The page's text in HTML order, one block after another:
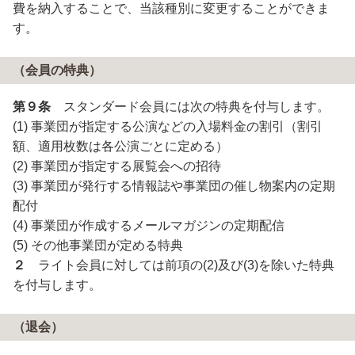
費を納入することで、当該種別に変更することができま
す。
（会員の特典）
第９条 スタンダード会員には次の特典を付与します。
(1) 事業団が指定する公演などの入場料金の割引（割引
額、適用枚数は各公演ごとに定める）
(2) 事業団が指定する展覧会への招待
(3) 事業団が発行する情報誌や事業団の催し物案内の定期
配付
(4) 事業団が作成するメールマガジンの定期配信
(5) その他事業団が定める特典
２
ライト会員に対しては前項の(2)及び(3)を除いた特典
を付与します。
（退会）